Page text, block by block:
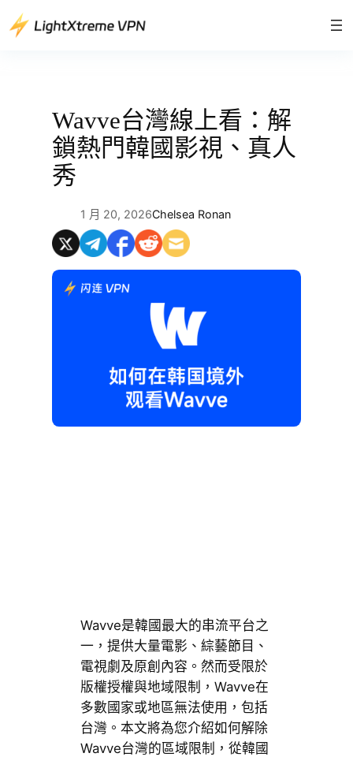
至
Wavve台灣線上看：解
鎖熱門韓國影視、真人
秀
1 月 20, 2026Chelsea Ronan
Wavve是韓國最大的串流平台之
一，提供大量電影、綜藝節目、
電視劇及原創內容。然而受限於
版權授權與地域限制，Wavve在
多數國家或地區無法使用，包括
台灣。本文將為您介紹如何解除
Wavve台灣的區域限制，從韓國